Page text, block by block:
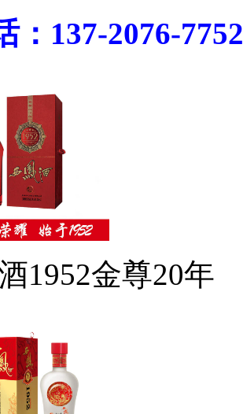
：137-2076-7752
1952金尊20年